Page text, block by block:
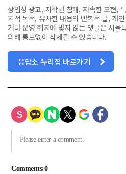
상업성 광고, 저작권 침해, 저속한 표현,
치적 목적, 유사한 내용의 반복적 글, 개
거나 운영 취지에 맞지 않는 댓글은 서울
의해 통보없이 삭제될 수 있습니다.
응답소 누리집 바로가기